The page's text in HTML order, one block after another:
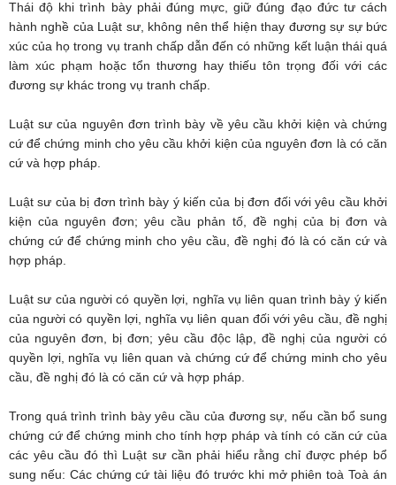
Thái độ khi trình bày phải đúng mực, giữ đúng đạo đức tư cách
hành nghề của Luật sư, không nên thể hiện thay đương sự sự bức
xúc của họ trong vụ tranh chấp dẫn đến có những kết luận thái quá
làm xúc phạm hoặc tổn thương hay thiếu tôn trọng đối với các
đương sự khác trong vụ tranh chấp.
Luật sư của nguyên đơn trình bày về yêu cầu khởi kiện và chứng
cứ để chứng minh cho yêu cầu khởi kiện của nguyên đơn là có căn
cứ và hợp pháp.
Luật sư của bị đơn trình bày ý kiến của bị đơn đối với yêu cầu khởi
kiện của nguyên đơn; yêu cầu phản tố, đề nghị của bị đơn và
chứng cứ để chứng minh cho yêu cầu, đề nghị đó là có căn cứ và
hợp pháp.
Luật sư của người có quyền lợi, nghĩa vụ liên quan trình bày ý kiến
của người có quyền lợi, nghĩa vụ liên quan đối với yêu cầu, đề nghị
của nguyên đơn, bị đơn; yêu cầu độc lập, đề nghị của người có
quyền lợi, nghĩa vụ liên quan và chứng cứ để chứng minh cho yêu
cầu, đề nghị đó là có căn cứ và hợp pháp.
Trong quá trình trình bày yêu cầu của đương sự, nếu cần bổ sung
chứng cứ để chứng minh cho tính hợp pháp và tính có căn cứ của
các yêu cầu đó thì Luật sư cần phải hiểu rằng chỉ được phép bổ
sung nếu: Các chứng cứ tài liệu đó trước khi mở phiên toà Toà án